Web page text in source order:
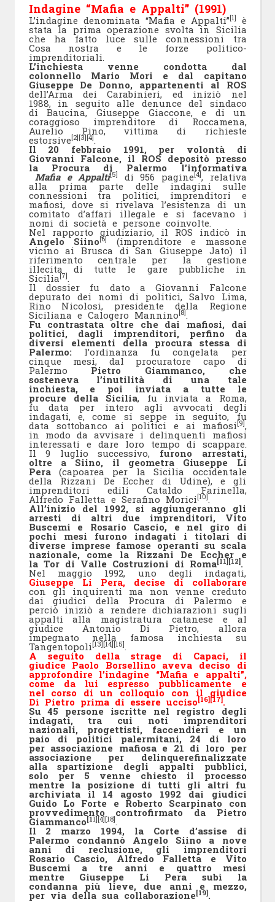
Indagine “Mafia e Appalti” (1991)
L’indagine denominata “Mafia e Appalti”[1] è
stata la prima operazione svolta in Sicilia
che ha fatto luce sulle connessioni tra
Cosa nostra e le forze politico-
imprenditoriali.
L’inchiesta venne condotta dal
colonnello Mario Mori e dal capitano
Giuseppe De Donno, appartenenti al ROS
dell’Arma dei Carabinieri, ed iniziò nel
1988, in seguito alle denunce del sindaco
di Baucina, Giuseppe Giaccone, e di un
coraggioso imprenditore di Roccamena,
Aurelio Pino, vittima di richieste
estorsive[2][3][4]
Il 20 febbraio 1991, per volontà di
Giovanni Falcone, il ROS depositò presso
la Procura di Palermo l’informativa
Mafia e Appalti[5] di 956 pagine[4], relativa
alla prima parte delle indagini sulle
connessioni tra politici, imprenditori e
mafiosi, dove si rivelava l’esistenza di un
comitato d’affari illegale e si facevano i
nomi di società e persone coinvolte.
Nel rapporto giudiziario, il ROS indicò in
Angelo Siino[6] (imprenditore e massone
vicino ai Brusca di San Giuseppe Jato) il
riferimento centrale per la gestione
illecita di tutte le gare pubbliche in
Sicilia[7]
Il dossier fu dato a Giovanni Falcone
depurato dei nomi di politici, Salvo Lima,
Rino Nicolosi, presidente della Regione
Siciliana e Calogero Mannino[8]
Fu contrastata oltre che dai mafiosi, dai
politici, dagli imprenditori, perfino da
diversi elementi della procura stessa di
Palermo:l’ordinanza fu congelata per
cinque mesi, dal procuratore capo di
Palermo Pietro Giammanco, che
sosteneva l’inutilità di una tale
inchiesta, e poi inviata a tutte le
procure della Sicilia, fu inviata a Roma,
fu data per intero agli avvocati degli
indagati, e, come si seppe in seguito, fu
data sottobanco ai politici e ai mafiosi[9],
in modo da avvisare i delinquenti mafiosi
interessati e dare loro tempo di scappare.
Il 9 luglio successivo, furono arrestati,
oltre a Siino, il geometra Giuseppe Li
Pera(capoarea per la Sicilia occidentale
della Rizzani De Eccher di Udine), e gli
imprenditori edili Cataldo Farinella,
Alfredo Falletta e Serafino Morici[10]
All’inizio del 1992, si aggiungeranno gli
arresti di altri due imprenditori, Vito
Buscemi e Rosario Cascio, e nel giro di
pochi mesi furono indagati i titolari di
diverse imprese famose operanti su scala
nazionale, come la Rizzani De Eccher e
la Tor di Valle Costruzioni di Roma[11][12].
Nel maggio 1992, uno degli indagati,
Giuseppe Li Pera, decise di collaborare
con gli inquirenti ma non venne creduto
dai giudici della Procura di Palermo e
perciò iniziò a rendere dichiarazioni sugli
appalti alla magistratura catanese e al
giudice Antonio Di Pietro, allora
impegnato nella famosa inchiesta su
Tangentopoli[13][14][15]
A seguito della strage di Capaci, il
giudice Paolo Borsellino aveva deciso di
approfondire l’indagine “Mafia e appalti”,
come da lui espresso pubblicamente e
nel corso di un colloquio con il giudice
Dì Pietro prima di essere ucciso[16][17].
Su 45 persone iscritte nel registro degli
indagati, tra cui noti imprenditori
nazionali, progettisti, faccendieri e un
paio di politici palermitani, 24 di loro
per associazione mafiosa e 21 di loro per
associazione per delinquerefinalizzate
alla spartizione degli appalti pubblici,
solo per 5 venne chiesto il processo
mentre la posizione di tutti gli altri fu
archiviata il 14 agosto 1992 dai giudici
Guido Lo Forte e Roberto Scarpinato con
provvedimento controfirmato da Pietro
Giammanco[11][4][18]
Il 2 marzo 1994, la Corte d’assise di
Palermo condannò Angelo Siino a nove
anni di reclusione, gli imprenditori
Rosario Cascio, Alfredo Falletta e Vito
Buscemi a tre anni e quattro mesi
mentre Giuseppe Li Pera subì la
condanna più lieve, due anni e mezzo,
per via della sua collaborazione[19].